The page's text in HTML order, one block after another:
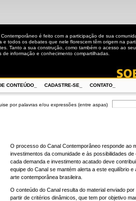
Contemporâneo é feito com a participação de sua
e todos os debates que nele florescem têm origem na
Tanto a sua construção, como também o acesso ao
de informação e conhecimento compartilhadas.
CONTEÚDO_ CADASTRE-SE_ CONTATO_
por palavras e/ou expressões (entre aspas)
O processo do Canal Contemporâneo responde ao
investimentos da comunidade e às possibilidades
cada demanda e investimento acatado deve
equipe do Canal se mantém alerta a este equilíbrio
arte contemporânea brasileira.
O conteúdo do Canal resulta do material enviado
partir de critérios dinâmicos, que tem por objetivo